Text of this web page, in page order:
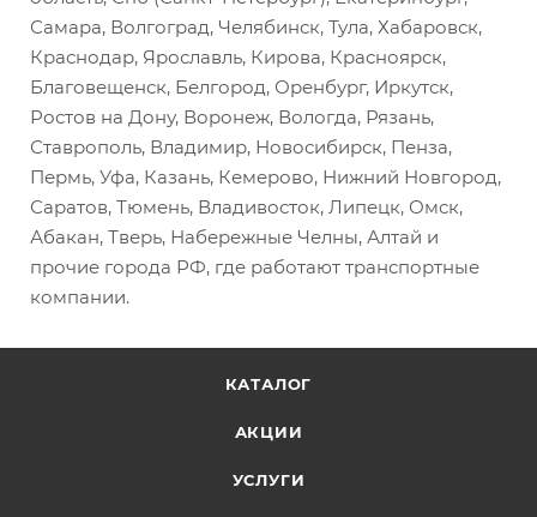
Самара, Волгоград, Челябинск, Тула, Хабаровск,
Краснодар, Ярославль, Кирова, Красноярск,
Благовещенск, Белгород, Оренбург, Иркутск,
Ростов на Дону, Воронеж, Вологда, Рязань,
Ставрополь, Владимир, Новосибирск, Пенза,
Пермь, Уфа, Казань, Кемерово, Нижний Новгород,
Саратов, Тюмень, Владивосток, Липецк, Омск,
Абакан, Тверь, Набережные Челны, Алтай и
прочие города РФ, где работают транспортные
компании.
КАТАЛОГ
АКЦИИ
УСЛУГИ